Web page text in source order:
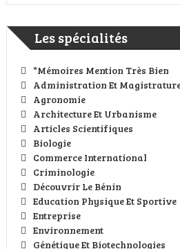
Les spécialités
*Mémoires Mention Très Bien
Administration Et
Agronomie
Architecture Et Urbanisme
Articles Scientifiques
Biologie
Commerce International
Criminologie
Découvrir Le Bénin
Education Physique Et Sportive
Entreprise
Environnement
Génétique Et Biotechnologies